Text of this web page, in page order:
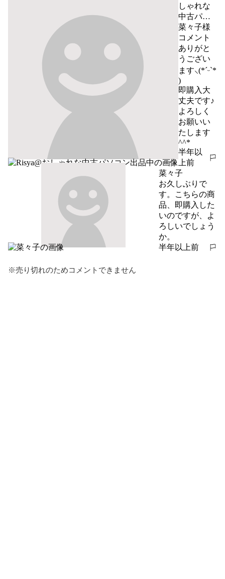
しゃれな
中古パソ
コン出品
中
菜々子様
コメント
ありがと
うござい
ます‪⸜(*ˊᵕˋ*
)
即購入大
丈夫です♪
よろしく
お願いい
たします
^^*
半年以
上前
報告する
菜々子
お久しぶりで
す。こちらの商
品、即購入した
いのですが、よ
ろしいでしょう
か。
半年以上前
報告する
※売り切れのためコメントできません